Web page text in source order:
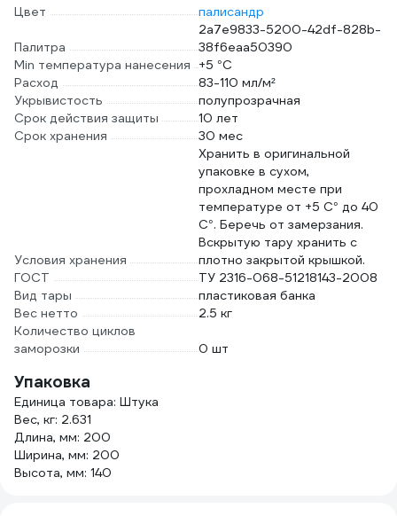
Цвет
палисандр
Палитра
2a7e9833-5200-42df-828b-
38f6eaa50390
Min температура нанесения
+5 °С
Расход
83-110 мл/м²
Укрывистость
полупрозрачная
Срок действия защиты
10 лет
Срок хранения
30 мес
Условия хранения
Хранить в оригинальной
упаковке в сухом,
прохладном месте при
температуре от +5 С° до 40
С°. Беречь от замерзания.
Вскрытую тару хранить с
плотно закрытой крышкой.
ГОСТ
ТУ 2316-068-51218143-2008
Вид тары
пластиковая банка
Вес нетто
2.5 кг
Количество циклов
заморозки
0 шт
Упаковка
Единица товара: Штука
Вес, кг: 2.631
Длина, мм: 200
Ширина, мм: 200
Высота, мм: 140